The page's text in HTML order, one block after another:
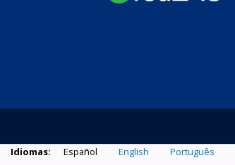
Idiomas: Español English Português